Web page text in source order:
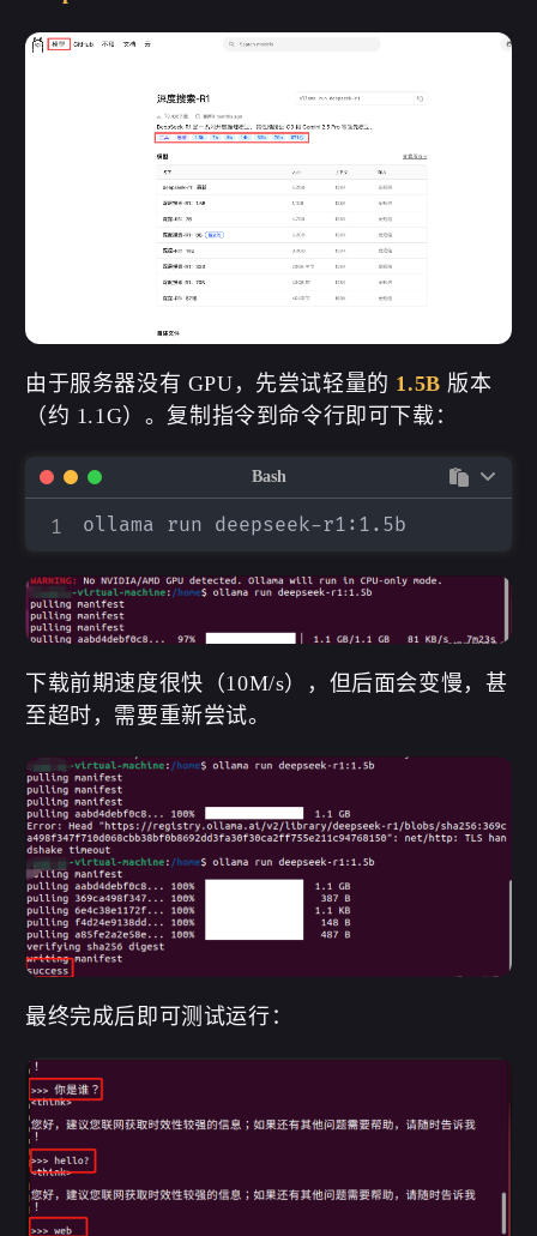
由于服务器没有 GPU，先尝试轻量的 1.5B 版本
（约 1.1G）。复制指令到命令行即可下载：
Bash
下载前期速度很快（10M/s），但后面会变慢，甚
至超时，需要重新尝试。
最终完成后即可测试运行：